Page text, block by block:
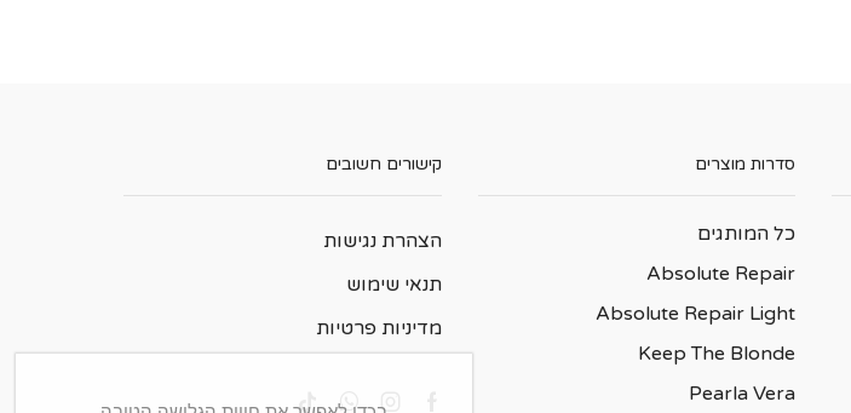
סדרות מוצרים
כל המותגים
Absolute Repair
Absolute Repair Light
Keep The Blonde
Pearla Vera
קישורים חשובים
הצהרת נגישות
תנאי שימוש
מדיניות פרטיות